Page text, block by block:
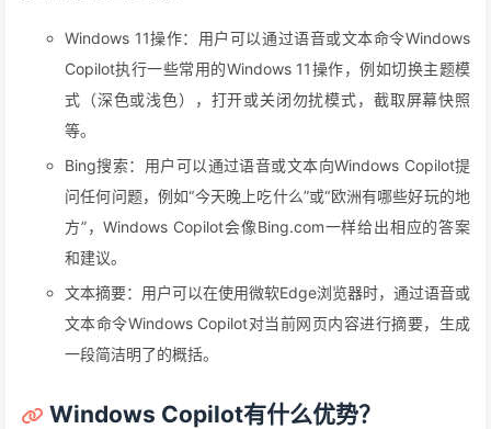
Windows 11操作：用户可以通过语音或文本命令Windows
Copilot执行一些常用的Windows 11操作，例如切换主题模
式（深色或浅色），打开或关闭勿扰模式，截取屏幕快照
等。
Bing搜索：用户可以通过语音或文本向Windows Copilot提
问任何问题，例如“今天晚上吃什么”或“欧洲有哪些好玩的地
方”，Windows Copilot会像Bing.com一样给出相应的答案
和建议。
文本摘要：用户可以在使用微软Edge浏览器时，通过语音或
文本命令Windows Copilot对当前网页内容进行摘要，生成
一段简洁明了的概括。
Windows Copilot有什么优势？